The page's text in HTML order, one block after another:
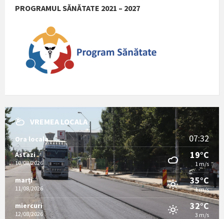
PROGRAMUL SĂNĂTATE 2021 – 2027
VREMEA LOCALA
Ora locala 07:32
Astazi
10/08/2026
19°C
1 m/s
marți
11/08/2026
35°C
1 m/s
miercuri
12/08/2026
32°C
3 m/s